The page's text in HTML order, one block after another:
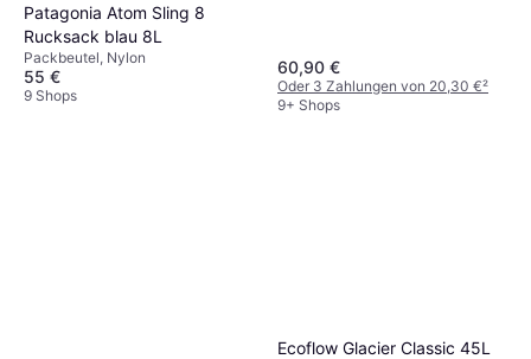
Patagonia Atom Sling 8
Rucksack blau 8L
Packbeutel, Nylon
55 €
9 Shops
60,90 €
Oder 3 Zahlungen von 20,30 €²
9+ Shops
Ecoflow Glacier Classic 45L